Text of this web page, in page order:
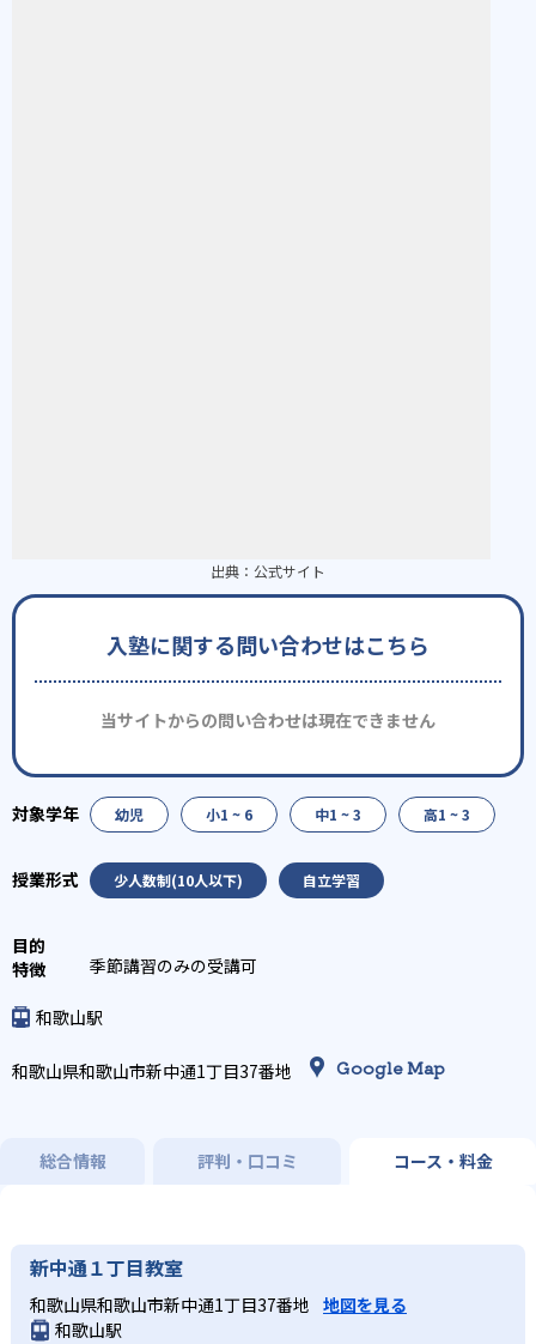
出典： 公式サイト
入塾に関する問い合わせはこちら
当サイトからの問い合わせは現在できません
幼児 小1 ~ 6 中1 ~ 3 高1 ~ 3
少人数制(10人以下) 自立学習
季節講習のみの受講可
和歌山駅
和歌山県和歌山市新中通1丁目37番地 Google Map
総合情報 評判・口コミ コース・料金
新中通１丁目教室
和歌山県和歌山市新中通1丁目37番地 地図を見る
和歌山駅